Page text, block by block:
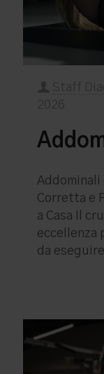
Addominali
Corretta e
a Casa Il
eccellenza
da